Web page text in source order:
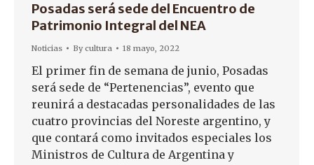
Posadas será sede del Encuentro de
Patrimonio Integral del NEA
Noticias Bycultura 18 mayo, 2022
El primer fin de semana de junio, Posadas
será sede de “Pertenencias”, evento que
reunirá a destacadas personalidades de las
cuatro provincias del Noreste argentino, y
que contará como invitados especiales los
Ministros de Cultura de Argentina y